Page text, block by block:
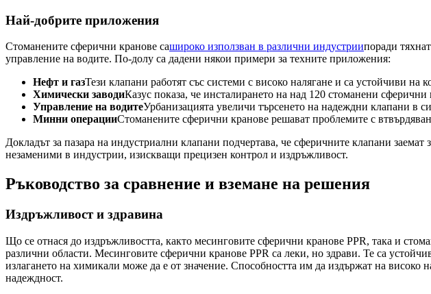
Най-добрите приложения
Стоманените сферични кранове сашироко използван в различни индустриипоради
управление на водите. По-долу са дадени някои примери за техните приложения:
Нефт и газТези клапани работят със системи с високо налягане и са устойчиви на
Химически заводиКазус показа, че инсталирането на над 120 стоманени
Управление на водитеУрбанизацията увеличи търсенето на надеждни клапани в
Минни операцииСтоманените сферични кранове решават проблемите с
Докладът за пазара на индустриални клапани подчертава, че сферичните клапани
незаменими в индустрии, изискващи прецизен контрол и издръжливост.
Ръководство за сравнение и вземане на решения
Издръжливост и здравина
Що се отнася до издръжливостта, както месинговите сферични кранове PPR, така и
различни области. Месинговите сферични кранове PPR са леки, но здрави. Те са
излагането на химикали може да е от значение. Способността им да издържат на високо
надеждност.